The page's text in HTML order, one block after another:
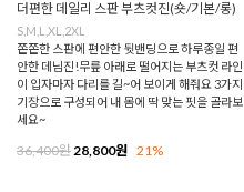
더편한 데일리 스판 부츠컷진(숏/기본/롱)
S,M,L,XL,2XL
쫀쫀한 스판에 편안한 뒷밴딩으로 하루종일 편
안한 데님진!무릎 아래로 떨어지는 부츠컷 라인
이 입자마자 다리를 길~어 보이게 해줘요 3가지
기장으로 구성되어 내 몸에 딱 맞는 핏을 골라보
세요~
36,400원28,800원 21%